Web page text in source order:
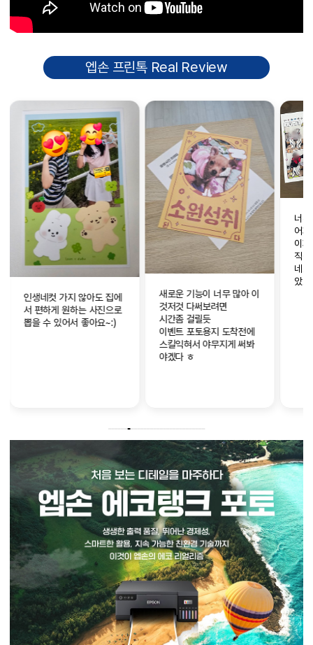
엡손 프린톡 Real Review
새로운 기능이 너무 많아 이
것저것 다써보려면
시간좀 걸릴듯
이벤트 포토용지 도착전에
너무 재밌어요 ㅎㅎ
어제도 인생네컷찍었는데
이제는 찍으러가지 않고도
직접 뽑을 수 있으니 남 좋
네요 ?? 프레임이 좀 더 많
아이도 좋아하고 저도 재밌
고 넘 만족스럽습니다